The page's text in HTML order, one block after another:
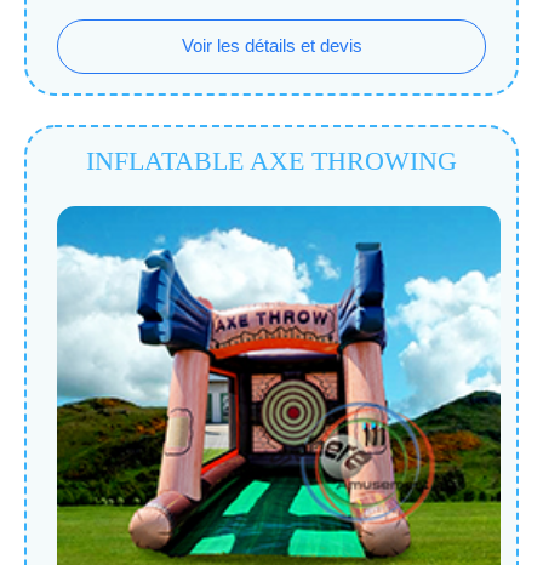
Voir les détails et devis
INFLATABLE AXE THROWING